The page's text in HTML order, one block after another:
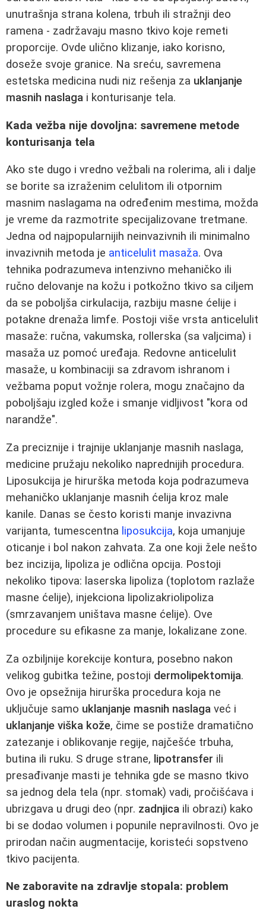
unutrašnja strana kolena, trbuh ili stražnji deo
ramena - zadržavaju masno tkivo koje remeti
proporcije. Ovde ulično klizanje, iako korisno,
doseže svoje granice. Na sreću, savremena
estetska medicina nudi niz rešenja za uklanjanje
masnih naslaga i konturisanje tela.
Kada vežba nije dovoljna: savremene metode
konturisanja tela
Ako ste dugo i vredno vežbali na rolerima, ali i dalje
se borite sa izraženim celulitom ili otpornim
masnim naslagama na određenim mestima, možda
je vreme da razmotrite specijalizovane tretmane.
Jedna od najpopularnijih neinvazivnih ili minimalno
invazivnih metoda je anticelulit masaža. Ova
tehnika podrazumeva intenzivno mehaničko ili
ručno delovanje na kožu i potkožno tkivo sa ciljem
da se poboljša cirkulacija, razbiju masne ćelije i
potakne drenaža limfe. Postoji više vrsta anticelulit
masaže: ručna, vakumska, rollerska (sa valjcima) i
masaža uz pomoć uređaja. Redovne anticelulit
masaže, u kombinaciji sa zdravom ishranom i
vežbama poput vožnje rolera, mogu značajno da
poboljšaju izgled kože i smanje vidljivost "kora od
narandže".
Za preciznije i trajnije uklanjanje masnih naslaga,
medicine pružaju nekoliko naprednijih procedura.
Liposukcija je hirurška metoda koja podrazumeva
mehaničko uklanjanje masnih ćelija kroz male
kanile. Danas se često koristi manje invazivna
varijanta, tumescentna liposukcija, koja umanjuje
oticanje i bol nakon zahvata. Za one koji žele nešto
bez incizija, lipoliza je odlična opcija. Postoji
nekoliko tipova: laserska lipoliza (toplotom razlaže
masne ćelije), injekciona lipolizakriolipoliza
(smrzavanjem uništava masne ćelije). Ove
procedure su efikasne za manje, lokalizane zone.
Za ozbiljnije korekcije kontura, posebno nakon
velikog gubitka težine, postoji dermolipektomija.
Ovo je opsežnija hirurška procedura koja ne
uključuje samo uklanjanje masnih naslaga već i
uklanjanje viška kože, čime se postiže dramatično
zatezanje i oblikovanje regije, najčešće trbuha,
butina ili ruku. S druge strane, lipotransfer ili
presađivanje masti je tehnika gde se masno tkivo
sa jednog dela tela (npr. stomak) vadi, pročišćava i
ubrizgava u drugi deo (npr. zadnjica ili obrazi) kako
bi se dodao volumen i popunile nepravilnosti. Ovo je
prirodan način augmentacije, koristeći sopstveno
tkivo pacijenta.
Ne zaboravite na zdravlje stopala: problem
uraslog nokta